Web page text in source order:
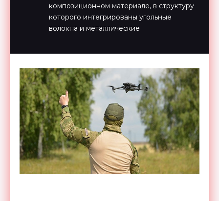
композиционном материале, в структуру
которого интегрированы угольные
волокна и металлические